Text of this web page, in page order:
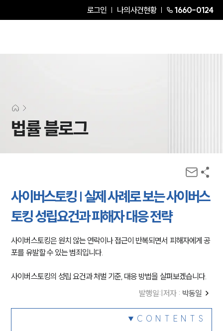
로그인 나의사건현황 1660-0124
법률 블로그
사이버스토킹 | 실제 사례로 보는 사이버스
토킹 성립요건과 피해자 대응 전략
사이버스토킹은 원치 않는 연락이나 접근이 반복되면서 피해자에게 공
포를 유발할 수 있는 범죄입니다.
사이버스토킹의 성립 요건과 처벌 기준, 대응 방법을 살펴보겠습니다.
발행일: 저자 : 박동일
CONTENTS